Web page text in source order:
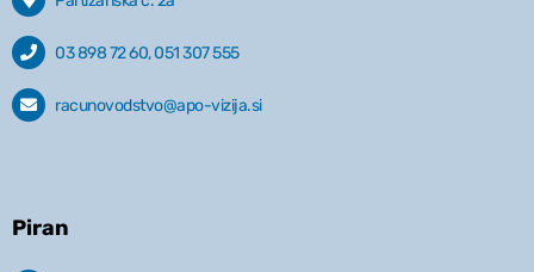
03 898 72 60, 051 307 555
racunovodstvo@apo-vizija.si
Piran